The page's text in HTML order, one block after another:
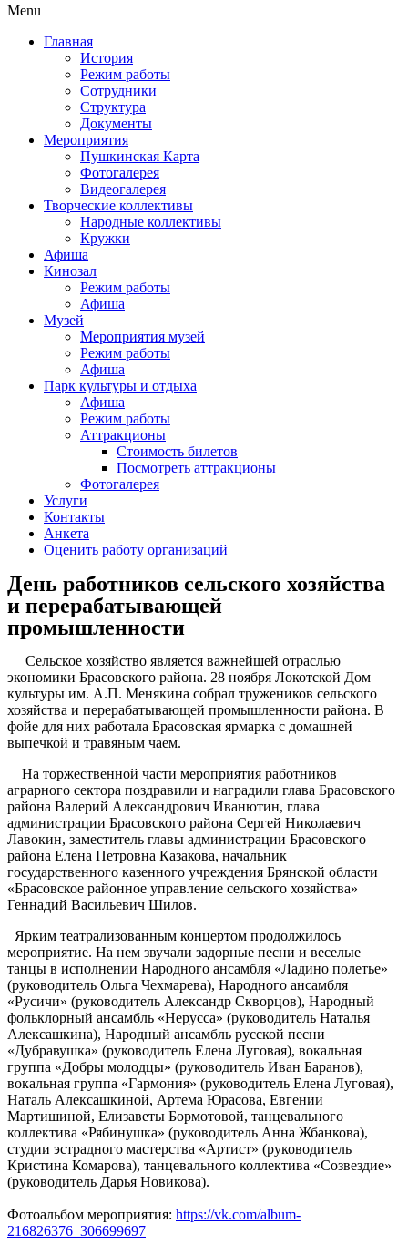
Menu
Главная
История
Режим работы
Сотрудники
Структура
Документы
Мероприятия
Пушкинская Карта
Фотогалерея
Видеогалерея
Творческие коллективы
Народные коллективы
Кружки
Афиша
Кинозал
Режим работы
Афиша
Музей
Мероприятия музей
Режим работы
Афиша
Парк культуры и отдыха
Афиша
Режим работы
Аттракционы
Стоимость билетов
Посмотреть аттракционы
Фотогалерея
Услуги
Контакты
Анкета
Оценить работу организаций
День работников сельского хозяйства
и перерабатывающей
промышленности
Сельское хозяйство является важнейшей отраслью
экономики Брасовского района. 28 ноября Локотской Дом
культуры им. А.П. Менякина собрал тружеников сельского
хозяйства и перерабатывающей промышленности района. В
фойе для них работала Брасовская ярмарка с домашней
выпечкой и травяным чаем.
На торжественной части мероприятия работников
аграрного сектора поздравили и наградили глава Брасовского
района Валерий Александрович Иванютин, глава
администрации Брасовского района Сергей Николаевич
Лавокин, заместитель главы администрации Брасовского
района Елена Петровна Казакова, начальник
государственного казенного учреждения Брянской области
«Брасовское районное управление сельского хозяйства»
Геннадий Васильевич Шилов.
Ярким театрализованным концертом продолжилось
мероприятие. На нем звучали задорные песни и веселые
танцы в исполнении Народного ансамбля «Ладино полетье»
(руководитель Ольга Чехмарева), Народного ансамбля
«Русичи» (руководитель Александр Скворцов), Народный
фольклорный ансамбль «Нерусса» (руководитель Наталья
Алексашкина), Народный ансамбль русской песни
«Дубравушка» (руководитель Елена Луговая), вокальная
группа «Добры молодцы» (руководитель Иван Баранов),
вокальная группа «Гармония» (руководитель Елена Луговая),
Наталь Алексашкиной, Артема Юрасова, Евгении
Мартишиной, Елизаветы Бормотовой, танцевального
коллектива «Рябинушка» (руководитель Анна Жбанкова),
студии эстрадного мастерства «Артист» (руководитель
Кристина Комарова), танцевального коллектива «Созвездие»
(руководитель Дарья Новикова).
Фотоальбом мероприятия: https://vk.com/album-
216826376_306699697